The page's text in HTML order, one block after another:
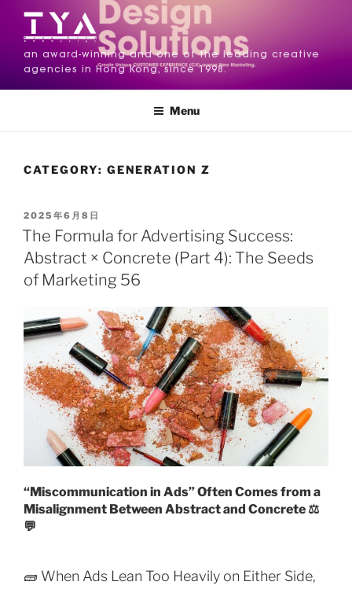
an award-winning and one of the leading creative
agencies in Hong Kong, since 1998.
Menu
CATEGORY: GENERATION Z
2025年6月8日
The Formula for Advertising Success:
Abstract × Concrete (Part 4): The Seeds
of Marketing 56
“Miscommunication in Ads” Often Comes from a
Misalignment Between Abstract and Concrete ⚖️
💬
🧱 When Ads Lean Too Heavily on Either Side,